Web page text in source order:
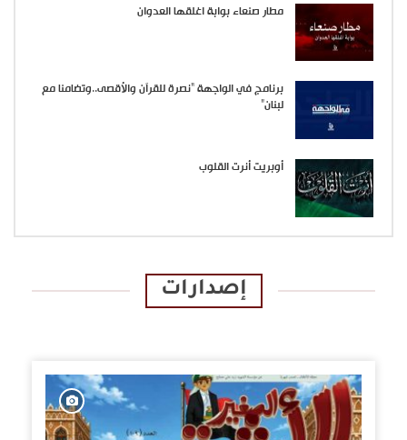
مطار صنعاء بوابة اغلقها العدوان
برنامج في الواجهة “نصرة للقرآن والأقصى..وتضامنا مع
لبنان”
أوبريت أنرت القلوب
إصدارات